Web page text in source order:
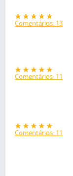
Comentários: 13
Comentários: 11
Comentários: 11